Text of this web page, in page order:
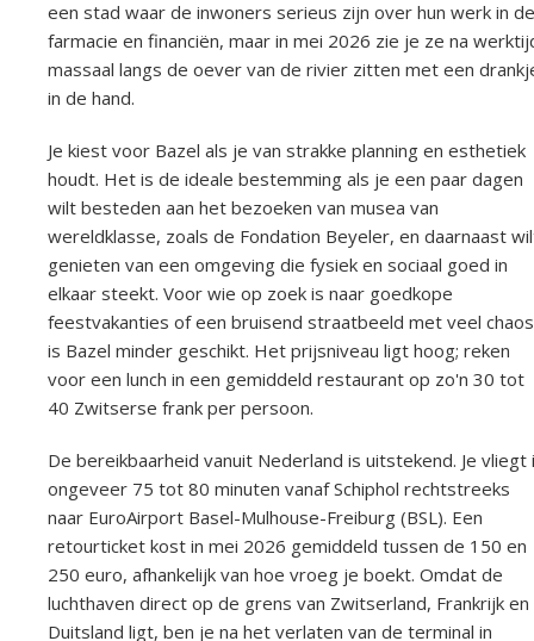
een stad waar de inwoners serieus zijn over hun werk in de
farmacie en financiën, maar in mei 2026 zie je ze na
massaal langs de oever van de rivier zitten met een
in de hand.
Je kiest voor Bazel als je van strakke planning en esthetiek
houdt. Het is de ideale bestemming als je een paar dagen
wilt besteden aan het bezoeken van musea van
wereldklasse, zoals de Fondation Beyeler, en daarnaast
genieten van een omgeving die fysiek en sociaal goed in
elkaar steekt. Voor wie op zoek is naar goedkope
feestvakanties of een bruisend straatbeeld met veel
is Bazel minder geschikt. Het prijsniveau ligt hoog; reken
voor een lunch in een gemiddeld restaurant op zo'n 30 tot
40 Zwitserse frank per persoon.
De bereikbaarheid vanuit Nederland is uitstekend. Je vliegt
ongeveer 75 tot 80 minuten vanaf Schiphol rechtstreeks
naar EuroAirport Basel-Mulhouse-Freiburg (BSL). Een
retourticket kost in mei 2026 gemiddeld tussen de 150 en
250 euro, afhankelijk van hoe vroeg je boekt. Omdat de
luchthaven direct op de grens van Zwitserland, Frankrijk en
Duitsland ligt, ben je na het verlaten van de terminal in